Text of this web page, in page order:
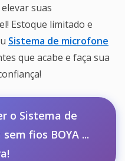
suas
Estoque limitado e
Sistema de microfone
que acabe e faça sua
o Sistema de
fios BOYA ...